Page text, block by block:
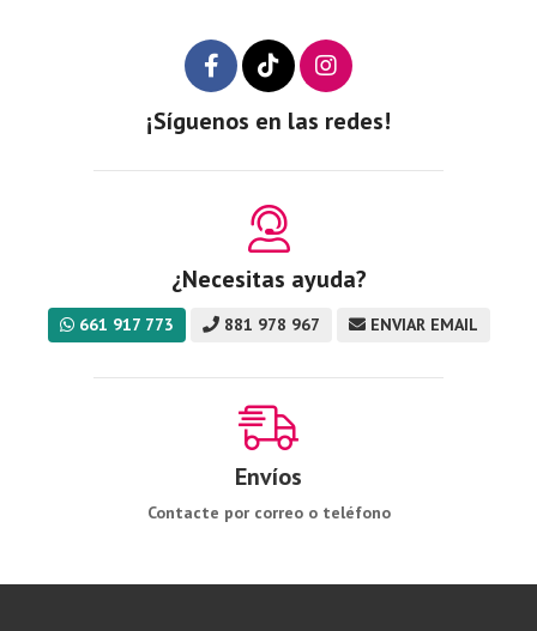
¡Síguenos en las redes!
¿Necesitas ayuda?
661 917 773 881 978 967 ENVIAR EMAIL
Envíos
Contacte por correo o teléfono